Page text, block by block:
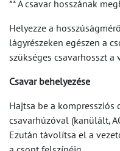
** A csavar hosszának
Helyezze a
lágyrészeken egészen a
szükséges csavarhosszt
Csavar behelyezése
Hajtsa be a kompressziós
csavarhúzóval (kanülált,
Ezután távolítsa el a